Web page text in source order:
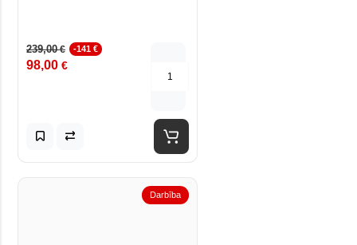
239,00€ -141 €
98,00 €
Darbība